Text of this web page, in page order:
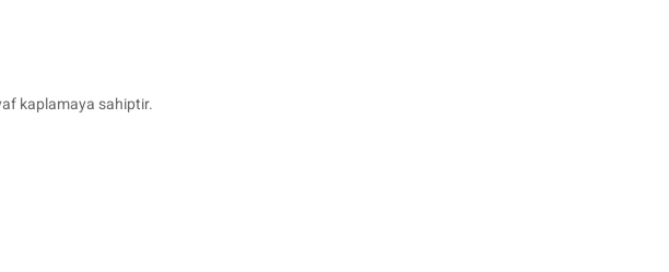
kaplamaya sahiptir.